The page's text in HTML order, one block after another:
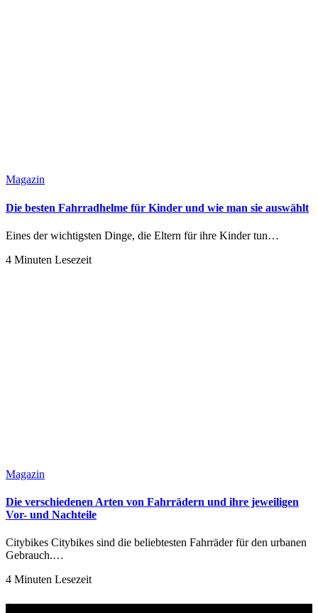
Magazin
Die besten Fahrradhelme für Kinder und wie man sie auswählt
Eines der wichtigsten Dinge, die Eltern für ihre Kinder tun…
4 Minuten Lesezeit
Magazin
Die verschiedenen Arten von Fahrrädern und ihre jeweiligen
Vor- und Nachteile
Citybikes Citybikes sind die beliebtesten Fahrräder für den urbanen
Gebrauch.…
4 Minuten Lesezeit